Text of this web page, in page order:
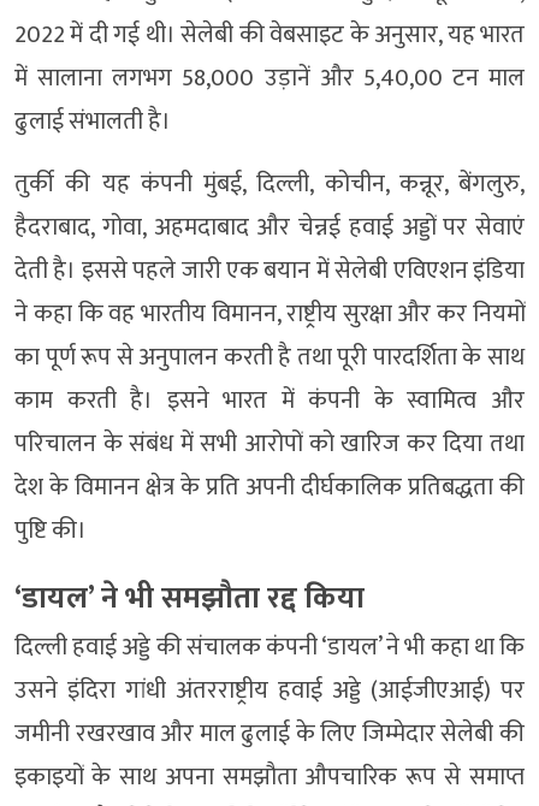
2022 में दी गई थी। सेलेबी की वेबसाइट के अनुसार, यह भारत
में सालाना लगभग 58,000 उड़ानें और 5,40,00 टन माल
ढुलाई संभालती है।
तुर्की की यह कंपनी मुंबई, दिल्ली, कोचीन, कन्नूर, बेंगलुरु,
हैदराबाद, गोवा, अहमदाबाद और चेन्नई हवाई अड्डों पर सेवाएं
देती है। इससे पहले जारी एक बयान में सेलेबी एविएशन इंडिया
ने कहा कि वह भारतीय विमानन, राष्ट्रीय सुरक्षा और कर नियमों
का पूर्ण रूप से अनुपालन करती है तथा पूरी पारदर्शिता के साथ
काम करती है। इसने भारत में कंपनी के स्वामित्व और
परिचालन के संबंध में सभी आरोपों को खारिज कर दिया तथा
देश के विमानन क्षेत्र के प्रति अपनी दीर्घकालिक प्रतिबद्धता की
पुष्टि की।
‘डायल’ ने भी समझौता रद्द किया
दिल्ली हवाई अड्डे की संचालक कंपनी ‘डायल’ ने भी कहा था कि
उसने इंदिरा गांधी अंतरराष्ट्रीय हवाई अड्डे (आईजीएआई) पर
जमीनी रखरखाव और माल ढुलाई के लिए जिम्मेदार सेलेबी की
इकाइयों के साथ अपना समझौता औपचारिक रूप से समाप्त